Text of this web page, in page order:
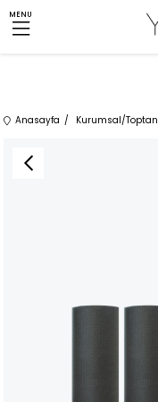
MENU
Anasayfa Kurumsal/Toptan